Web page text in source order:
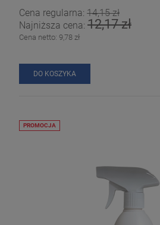
Cena regularna: 14,15 zł
Najniższa cena: 12,17 zł
Cena netto: 9,78 zł
DO KOSZYKA
PROMOCJA